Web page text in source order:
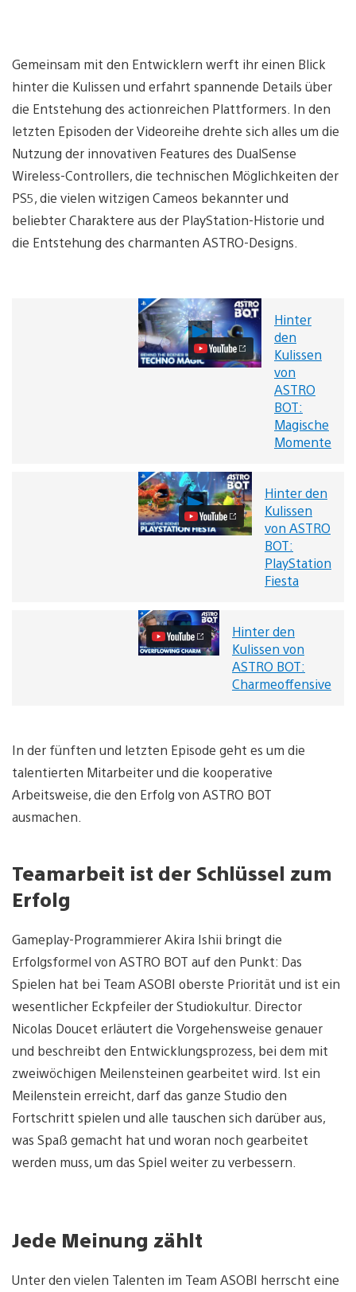
Gemeinsam mit den Entwicklern werft ihr einen Blick
hinter die Kulissen und erfahrt spannende Details über
die Entstehung des actionreichen Plattformers. In den
letzten Episoden der Videoreihe drehte sich alles um die
Nutzung der innovativen Features des DualSense
Wireless-Controllers, die technischen Möglichkeiten der
PS5, die vielen witzigen Cameos bekannter und
beliebter Charaktere aus der PlayStation-Historie und
die Entstehung des charmanten ASTRO-Designs.
Hinter
den
Kulissen
von
Hinter
den
Kulissen
von
ASTRO
BOT:
Magische
Momente
Hinter
den
Kulissen
PlayStation
Video
abspielen
Hinter den
Kulissen
von ASTRO
BOT:
PlayStation
Fiesta
Hinter
den
Kulissen
ASTRO
abspielen
Hinter den
Kulissen von
ASTRO BOT:
Charmeoffensive
In der fünften und letzten Episode geht es um die
talentierten Mitarbeiter und die kooperative
Arbeitsweise, die den Erfolg von ASTRO BOT
ausmachen.
Teamarbeit ist der Schlüssel zum
Erfolg
Gameplay-Programmierer Akira Ishii bringt die
Erfolgsformel von ASTRO BOT auf den Punkt: Das
Spielen hat bei Team ASOBI oberste Priorität und ist ein
wesentlicher Eckpfeiler der Studiokultur. Director
Nicolas Doucet erläutert die Vorgehensweise genauer
und beschreibt den Entwicklungsprozess, bei dem mit
zweiwöchigen Meilensteinen gearbeitet wird. Ist ein
Meilenstein erreicht, darf das ganze Studio den
Fortschritt spielen und alle tauschen sich darüber aus,
was Spaß gemacht hat und woran noch gearbeitet
werden muss, um das Spiel weiter zu verbessern.
Jede Meinung zählt
Unter den vielen Talenten im Team ASOBI herrscht eine